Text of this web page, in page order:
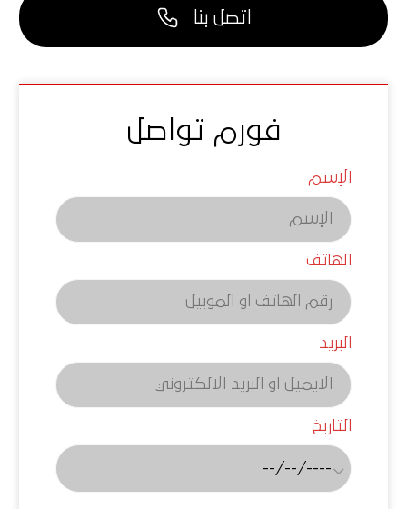
اتصل بنا
فورم تواصل
الإسم
الهاتف
البريد
التاريخ